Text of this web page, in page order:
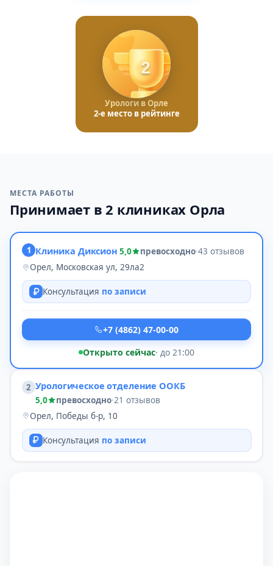
2
Урологи в Орле
2-е место в рейтинге
МЕСТА РАБОТЫ
Принимает в 2 клиниках Орла
1 Клиника Диксион 5,0 превосходно·43 отзывов
Орел, Московская ул, 29ла2
Консультация по записи
+7 (4862) 47-00-00
Открыто сейчас· до 21:00
2 Урологическое отделение ООКБ
5,0 превосходно·21 отзывов
Орел, Победы б-р, 10
Консультация по записи